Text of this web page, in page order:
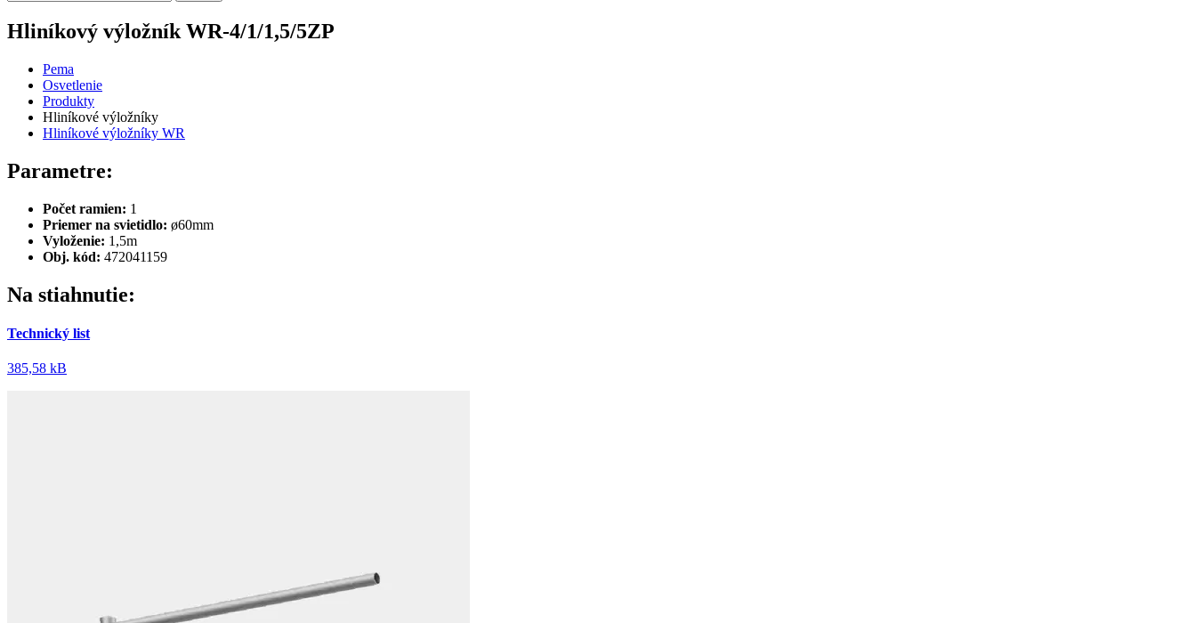
Hliníkový výložník WR-4/1/1,5/5ZP
Pema
Osvetlenie
Produkty
Hliníkové výložníky
Hliníkové výložníky WR
Parametre:
Počet ramien: 1
Priemer na svietidlo: ø60mm
Vyloženie: 1,5m
Obj. kód: 472041159
Na stiahnutie:
Technický list
385,58 kB